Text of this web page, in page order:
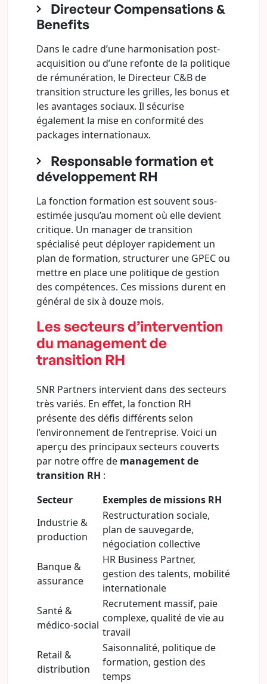
Directeur Compensations &
Benefits
Dans le cadre d’une harmonisation post-
acquisition ou d’une refonte de la politique
de rémunération, le Directeur C&B de
transition structure les grilles, les bonus et
les avantages sociaux. Il sécurise
également la mise en conformité des
packages internationaux.
Responsable formation et
développement RH
La fonction formation est souvent sous-
estimée jusqu’au moment où elle devient
critique. Un manager de transition
spécialisé peut déployer rapidement un
plan de formation, structurer une GPEC ou
mettre en place une politique de gestion
des compétences. Ces missions durent en
général de six à douze mois.
Les secteurs d’intervention
du management de
transition RH
SNR Partners intervient dans des secteurs
très variés. En effet, la fonction RH
présente des défis différents selon
l’environnement de l’entreprise. Voici un
aperçu des principaux secteurs couverts
par notre offre de management de
transition RH :
Secteur
Exemples de missions RH
Industrie &
production
Restructuration sociale,
plan de sauvegarde,
négociation collective
Banque &
assurance
HR Business Partner,
gestion des talents, mobilité
internationale
Santé &
médico-social
Recrutement massif, paie
complexe, qualité de vie au
travail
Retail &
distribution
Saisonnalité, politique de
formation, gestion des
temps